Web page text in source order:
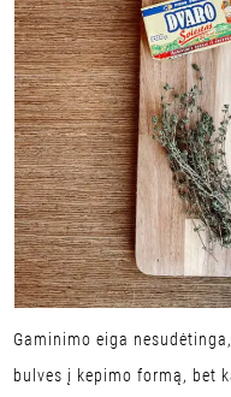
Gaminimo eiga
bulves į kepimo formą, bet